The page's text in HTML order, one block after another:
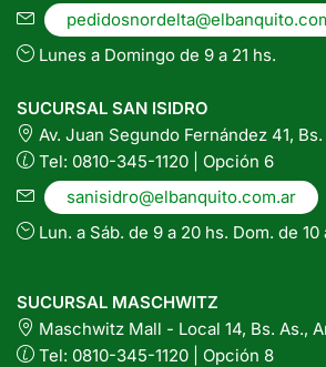
Lunes a Domingo de 9 a 21 hs.
SUCURSAL SAN ISIDRO
Av. Juan Segundo Fernández 41,
Tel: 0810-345-1120 | Opción 6
sanisidro@elbanquito.com.ar
Lun. a Sáb. de 9 a 20 hs. Dom. de 10
SUCURSAL MASCHWITZ
Maschwitz Mall - Local 14, Bs. As.,
Tel: 0810-345-1120 | Opción 8